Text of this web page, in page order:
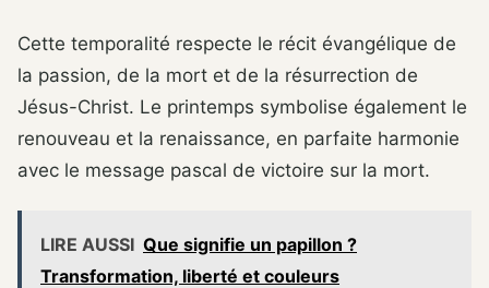
Cette temporalité respecte le récit évangélique de
la passion, de la mort et de la résurrection de
Jésus-Christ. Le printemps symbolise également le
renouveau et la renaissance, en parfaite harmonie
avec le message pascal de victoire sur la mort.
LIRE AUSSI Que signifie un papillon ?
Transformation, liberté et couleurs